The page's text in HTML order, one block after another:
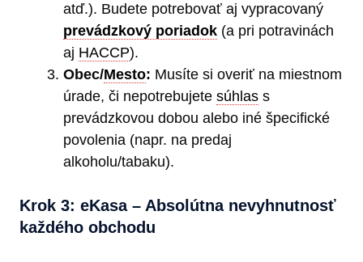
atď.). Budete potrebovať aj vypracovaný
prevádzkový poriadok (a pri potravinách
aj HACCP).
Obec/Mesto: Musíte si overiť na miestnom
úrade, či nepotrebujete súhlas s
prevádzkovou dobou alebo iné špecifické
povolenia (napr. na predaj
alkoholu/tabaku).
Krok 3: eKasa – Absolútna nevyhnutnosť
každého obchodu